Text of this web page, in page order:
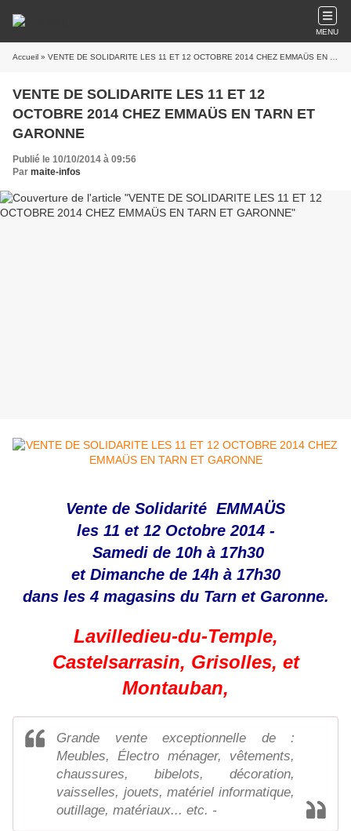
MENU
Accueil » VENTE DE SOLIDARITE LES 11 ET 12 OCTOBRE 2014 CHEZ EMMAÜS EN TARN ET GARONNE
VENTE DE SOLIDARITE LES 11 ET 12
OCTOBRE 2014 CHEZ EMMAÜS EN TARN ET
GARONNE
Publié le 10/10/2014 à 09:56
Par maite-infos
Vente de Solidarité EMMAÜS
les 11 et 12 Octobre 2014 -
Samedi de 10h à 17h30
et Dimanche de 14h à 17h30
dans les 4 magasins du Tarn et Garonne.
Lavilledieu-du-Temple,
Castelsarrasin, Grisolles, et
Montauban,
Grande vente exceptionnelle de :
Meubles, Électro ménager, vêtements,
chaussures, bibelots, décoration,
vaisselles, jouets, matériel informatique,
outillage, matériaux... etc. -